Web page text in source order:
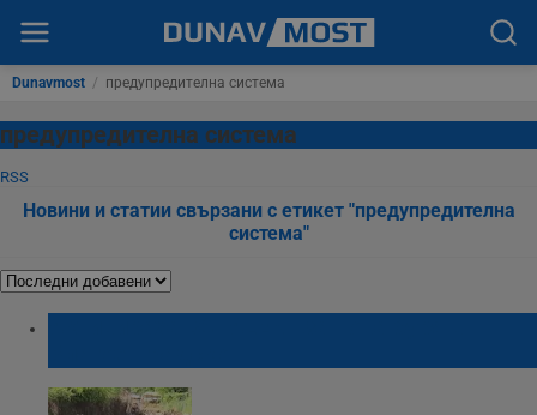
Dunavmost / предупредителна система
предупредителна система
RSS
Новини и статии свързани с етикет "предупредителна
система"